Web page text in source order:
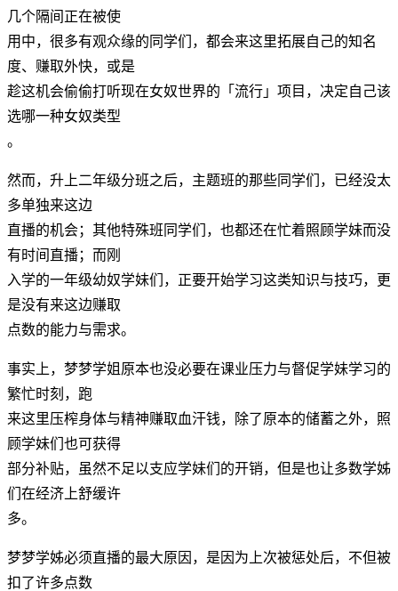
几个隔间正在被使
用中，很多有观众缘的同学们，都会来这里拓展自己的知名
度、赚取外快，或是
趁这机会偷偷打听现在女奴世界的「流行」项目，决定自己该
选哪一种女奴类型
。
然而，升上二年级分班之后，主题班的那些同学们，已经没太
多单独来这边
直播的机会；其他特殊班同学们，也都还在忙着照顾学妹而没
有时间直播；而刚
入学的一年级幼奴学妹们，正要开始学习这类知识与技巧，更
是没有来这边赚取
点数的能力与需求。
事实上，梦梦学姐原本也没必要在课业压力与督促学妹学习的
繁忙时刻，跑
来这里压榨身体与精神赚取血汗钱，除了原本的储蓄之外，照
顾学妹们也可获得
部分补贴，虽然不足以支应学妹们的开销，但是也让多数学姊
们在经济上舒缓许
多。
梦梦学姊必须直播的最大原因，是因为上次被惩处后，不但被
扣了许多点数